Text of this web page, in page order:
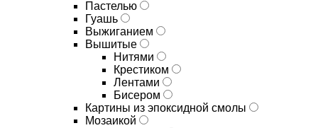
Пастелью
Гуашь
Выжиганием
Вышитые
Нитями
Крестиком
Лентами
Бисером
Картины из эпоксидной смолы
Мозаикой